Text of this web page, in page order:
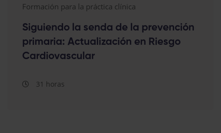
Formación para la práctica clínica
Siguiendo la senda de la prevención
primaria: Actualización en Riesgo
Cardiovascular
31 horas